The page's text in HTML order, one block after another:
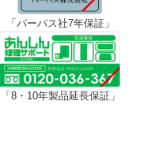
「パーパス社7年保証」
「8・10年製品延長保証」